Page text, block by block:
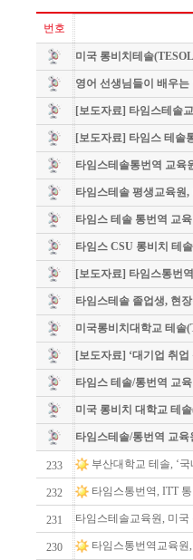
번호
미국 롱비치테솔
영어 선생님들이 배우는
[보도자료] 타임스테솔
[보도자료] 타임스 테솔
타임스테솔통번역 교육
타임스테솔 평생교육원
타임스 테솔 통번역 교
타임스 CSU 롱비치 테
[보도자료] 타임스통번
타임스테솔 졸업생, 현
미국롱비치대학교 테솔
[보도자료] ‘대기업 취
타임스 테솔/통번역 교
미국 롱비치 대학교 테
타임스테솔/통번역 교
233 부산대학교 테솔, ‘
232 타임스통번역, ITT
231 타임스테솔교육원, 미
230 타임스통번역교육